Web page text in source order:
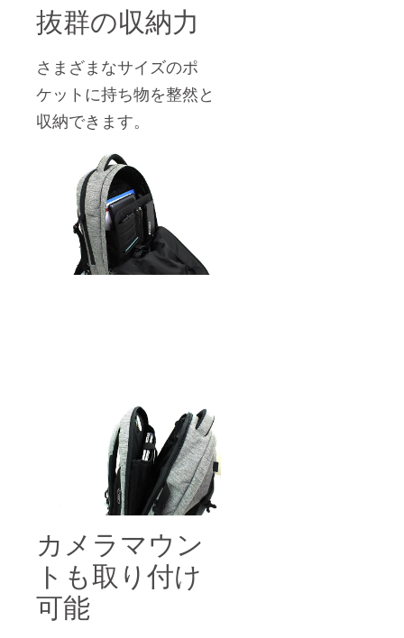
抜群の収納力
さまざまなサイズのポ
ケットに持ち物を整然と
収納できます。
カメラマウン
トも取り付け
可能